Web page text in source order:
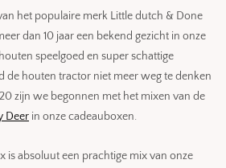
het populaire merk Little dutch & Done
dan 10 jaar een bekend gezicht in onze
speelgoed en super schattige
de houten tractor niet meer weg te denken
zijn we begonnen met het mixen van de
Deer in onze cadeauboxen.
is absoluut een prachtige mix van onze